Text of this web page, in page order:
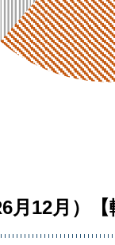
12月）【